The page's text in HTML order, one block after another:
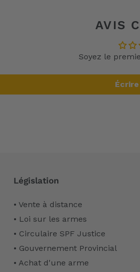
AVIS
Soyez le
Législation
• Vente à distance
• Loi sur les armes
• Circulaire SPF Justice
• Gouvernement Provincial
• Achat d'une arme